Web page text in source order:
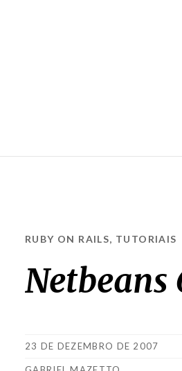
RUBY ON RAILS, TUTORIAIS
Netbeans
23 DE DEZEMBRO DE 2007